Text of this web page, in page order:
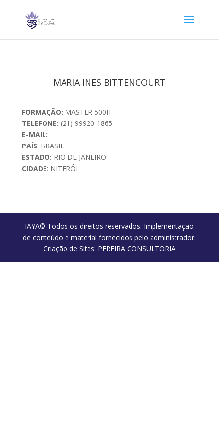
MARIA INES BITTENCOURT
FORMAÇÃO: MASTER 500H
TELEFONE: (21) 99920-1865
E-MAIL:
PAÍS: BRASIL
ESTADO: RIO DE JANEIRO
CIDADE: NITERÓI
IAYA© Todos os direitos reservados. Implementação
de conteúdo e material fornecidos pelo administrador.
Criação de Sites: PEREIRA CONSULTORIA